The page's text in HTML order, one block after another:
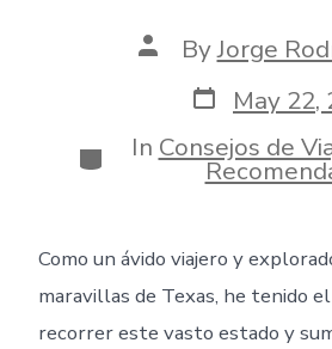
Post
author
ByJorge
Post
date
May 22,
Categories
In Consejos de
Como un ávido viajero y
maravillas de Texas, he tenido
recorrer este vasto estado y